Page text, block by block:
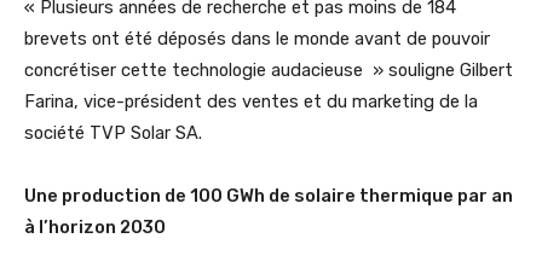
« Plusieurs années de recherche et pas moins de 184
brevets ont été déposés dans le monde avant de pouvoir
concrétiser cette technologie audacieuse » souligne Gilbert
Farina, vice-président des ventes et du marketing de la
société TVP Solar SA.
Une production de 100 GWh de solaire thermique par an
à l’horizon 2030